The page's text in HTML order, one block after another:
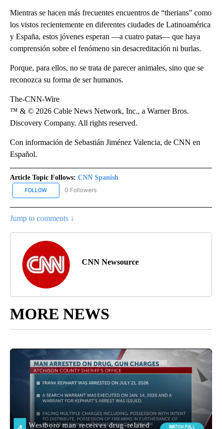
Mientras se hacen más frecuentes encuentros de “therians” como
los vistos recientemente en diferentes ciudades de Latinoamérica
y España, estos jóvenes esperan —a cuatro patas— que haya
comprensión sobre el fenómeno sin desacreditación ni burlas.
Porque, para ellos, no se trata de parecer animales, sino que se
reconozca su forma de ser humanos.
The-CNN-Wire
™ & © 2026 Cable News Network, Inc., a Warner Bros.
Discovery Company. All rights reserved.
Con información de Sebastián Jiménez Valencia, de CNN en
Español.
Article Topic Follows: CNN Spanish
FOLLOW FOLLOW "CNN SPANISH" TO RECEIVE NOTIFICATIONS ABOUT
0 Followers
Jump to comments ↓
CNN Newsource
MORE NEWS